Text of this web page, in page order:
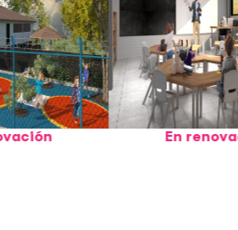
En renovación